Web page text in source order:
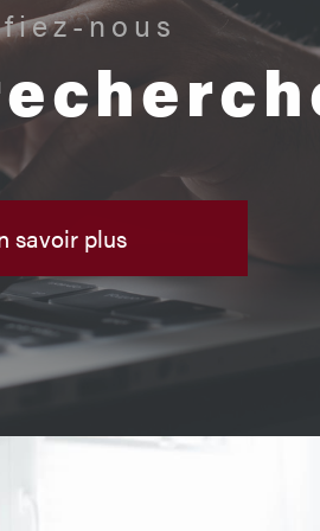
nous
savoir plus